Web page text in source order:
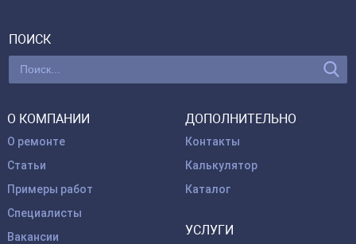
О КОМПАНИИ
О ремонте
Статьи
Примеры работ
Специалисты
Вакансии
УСЛУГИ
ДОПОЛНИТЕЛЬНО
Контакты
Калькулятор
Каталог
ПОИСК